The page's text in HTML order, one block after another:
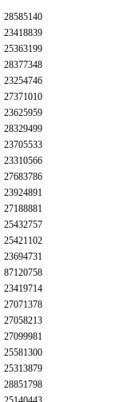
28585140
23418839
25363199
28377348
23254746
27371010
23625959
28329499
23705533
23310566
27683786
23924891
27188881
25432757
25421102
23694731
87120758
23419714
27071378
27058213
27099981
25581300
25313879
28851798